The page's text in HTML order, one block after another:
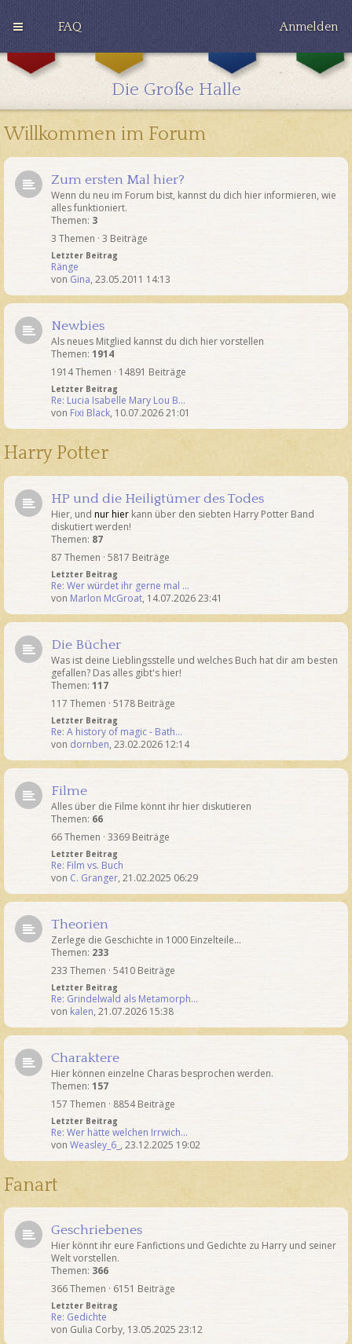
FAQ Anmelden
G
i
H
u
e
u
f
R
n
w
Die Große Halle
Willkommen im Forum
Zum ersten Mal hier?
Wenn du neu im Forum bist, kannst du dich hier informieren, wie
alles funktioniert.
Themen: 3
3 Themen · 3 Beiträge
Letzter Beitrag
Ränge
von Gina, 23.05.2011 14:13
Newbies
Als neues Mitglied kannst du dich hier vorstellen
Themen: 1914
1914 Themen · 14891 Beiträge
Letzter Beitrag
Re: Lucia Isabelle Mary Lou B…
von Fixi Black, 10.07.2026 21:01
Harry Potter
HP und die Heiligtümer des Todes
Hier, und nur hier kann über den siebten Harry Potter Band
diskutiert werden!
Themen: 87
87 Themen · 5817 Beiträge
Letzter Beitrag
Re: Wer würdet ihr gerne mal …
von Marlon McGroat, 14.07.2026 23:41
Die Bücher
Was ist deine Lieblingsstelle und welches Buch hat dir am besten
gefallen? Das alles gibt's hier!
Themen: 117
117 Themen · 5178 Beiträge
Letzter Beitrag
Re: A history of magic - Bath…
von dornben, 23.02.2026 12:14
Filme
Alles über die Filme könnt ihr hier diskutieren
Themen: 66
66 Themen · 3369 Beiträge
Letzter Beitrag
Re: Film vs. Buch
von C. Granger, 21.02.2025 06:29
Theorien
Zerlege die Geschichte in 1000 Einzelteile...
Themen: 233
233 Themen · 5410 Beiträge
Letzter Beitrag
Re: Grindelwald als Metamorph…
von kalen, 21.07.2026 15:38
Charaktere
Hier können einzelne Charas besprochen werden.
Themen: 157
157 Themen · 8854 Beiträge
Letzter Beitrag
Re: Wer hätte welchen Irrwich…
von Weasley_6_ , 23.12.2025 19:02
Fanart
Geschriebenes
Hier könnt ihr eure Fanfictions und Gedichte zu Harry und seiner
Welt vorstellen.
Themen: 366
366 Themen · 6151 Beiträge
Letzter Beitrag
Re: Gedichte
von Gulia Corby, 13.05.2025 23:12